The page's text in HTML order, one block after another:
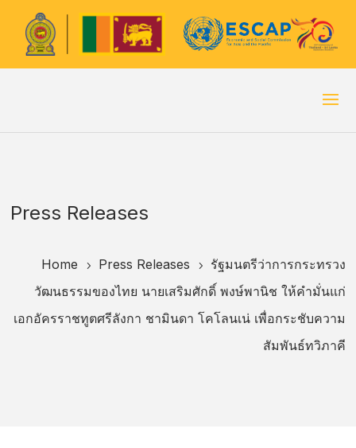
Press Releases
Home 5 Press Releases 5
รัฐมนตรีว่าการกระทรวง
วัฒนธรรมของไทย นายเสริมศักดิ์ พงษ์พานิช ให้คำมั่นแก่
เอกอัครราชทูตศรีลังกา ชามินดา โคโลนเน่ เพื่อกระชับความ
สัมพันธ์ทวิภาคี